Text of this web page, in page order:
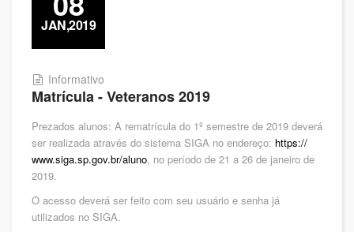
JAN,2019
Informativo
Matrícula - Veteranos 2019
Prezados alunos: A rematrícula do 1º semestre de 2019 deverá
ser realizada através do sistema SIGA no endereço: https://
www.siga.sp.gov.br/aluno, no período de 21 a 26 de janeiro de
2019.
O acesso deverá ser feito com seu usuário e senha já
utilizados no SIGA.